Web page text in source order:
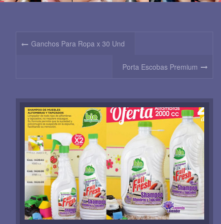
Ganchos Para Ropa x 30 Und
Porta Escobas Premium